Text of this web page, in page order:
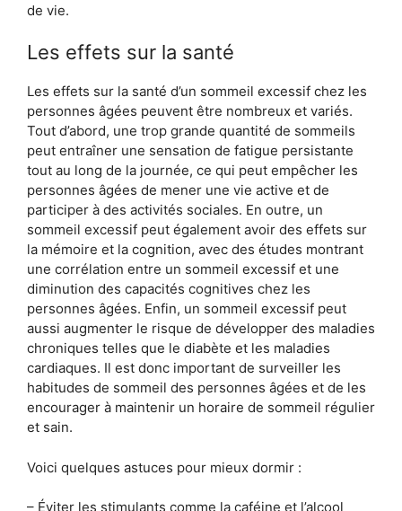
de vie.
Les effets sur la santé
Les effets sur la santé d’un sommeil excessif chez les
personnes âgées peuvent être nombreux et variés.
Tout d’abord, une trop grande quantité de sommeils
peut entraîner une sensation de fatigue persistante
tout au long de la journée, ce qui peut empêcher les
personnes âgées de mener une vie active et de
participer à des activités sociales. En outre, un
sommeil excessif peut également avoir des effets sur
la mémoire et la cognition, avec des études montrant
une corrélation entre un sommeil excessif et une
diminution des capacités cognitives chez les
personnes âgées. Enfin, un sommeil excessif peut
aussi augmenter le risque de développer des maladies
chroniques telles que le diabète et les maladies
cardiaques. Il est donc important de surveiller les
habitudes de sommeil des personnes âgées et de les
encourager à maintenir un horaire de sommeil régulier
et sain.
Voici quelques astuces pour mieux dormir :
– Éviter les stimulants comme la caféine et l’alcool